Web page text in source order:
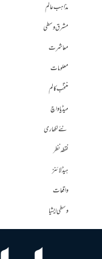
مذاہب عالم
مشرق وسطی
معاشرت
معلومات
منتخب کالم
میڈیا واچ
نئے لکھاری
نقطہ نظر
ہیڈلائنز
واقعات
وسطی ایشیا